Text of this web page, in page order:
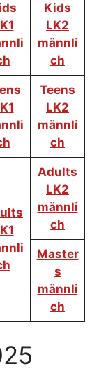
Kids
LK2
männli
ch
Teens
LK2
männli
ch
Adults
LK2
männli
ch
Master
s
männli
ch